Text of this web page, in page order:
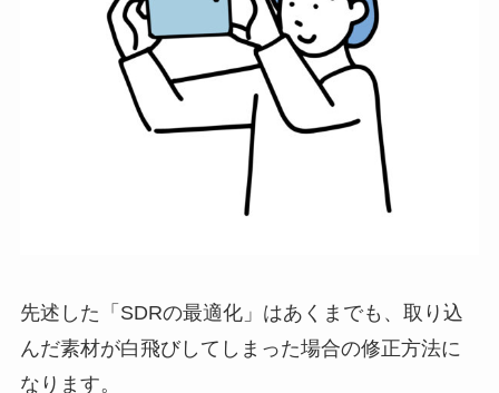
先述した「SDRの最適化」はあくまでも、取り込
んだ素材が白飛びしてしまった場合の修正方法に
なります。